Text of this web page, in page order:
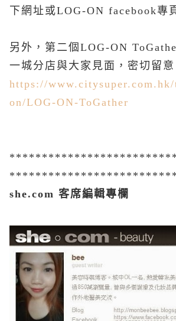
下網址或LOG-ON facebook專
另外，第二個 LOG-ON
一城分店與大家見面，密切留意
https://
on/LOG-ON-ToGather
she.com 客席編輯專欄